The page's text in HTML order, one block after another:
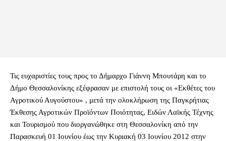
Τις ευχαριστίες τους προς το Δήμαρχο Γιάννη Μπουτάρη και το
Δήμο Θεσσαλονίκης εξέφρασαν με επιστολή τους οι «Εκθέτες του
Αγροτικού Αυγούστου» , μετά την ολοκλήρωση της Παγκρήτιας
Έκθεσης Αγροτικών Προϊόντων Ποιότητας, Ειδών Λαϊκής Τέχνης
και Τουρισμού που διοργανώθηκε στη Θεσσαλονίκη από την
Παρασκευή 01 Ιουνίου έως την Κυριακή 03 Ιουνίου 2012 στην